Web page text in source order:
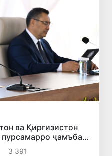
ва Қирғизистон
ҷамъбаст
3 391